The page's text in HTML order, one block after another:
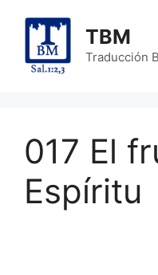
content
TBM
Traducción
017 El
Espíritu